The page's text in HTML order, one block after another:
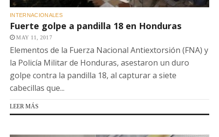
INTERNACIONALES
Fuerte golpe a pandilla 18 en Honduras
MAY 11, 2017
Elementos de la Fuerza Nacional Antiextorsión (FNA) y
la Policía Militar de Honduras, asestaron un duro
golpe contra la pandilla 18, al capturar a siete
cabecillas que...
LEER MÁS